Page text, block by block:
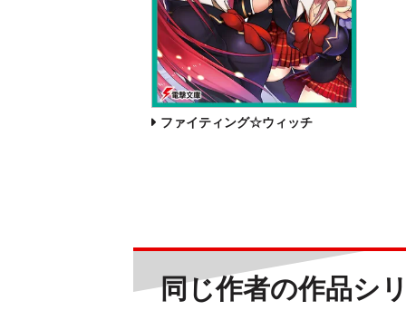
ファイティング☆ウィッチ
同じ作者の作品シ